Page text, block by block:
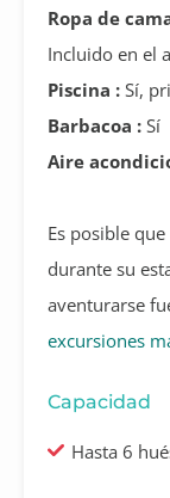
Ropa de
Incluido en el
Piscina : Sí,
Barbacoa : Sí
Aire
Es posible
durante su
aventurarse
excursiones
Capacidad
Hasta 6